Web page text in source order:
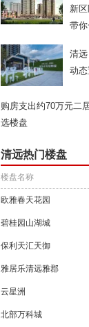
新
带
清
动
购房支出约70万元二
选楼盘
清远热门楼盘
楼盘名称
欧雅春天花园
碧桂园山湖城
保利天汇天御
雅居乐清远雅郡
云星洲
北部万科城